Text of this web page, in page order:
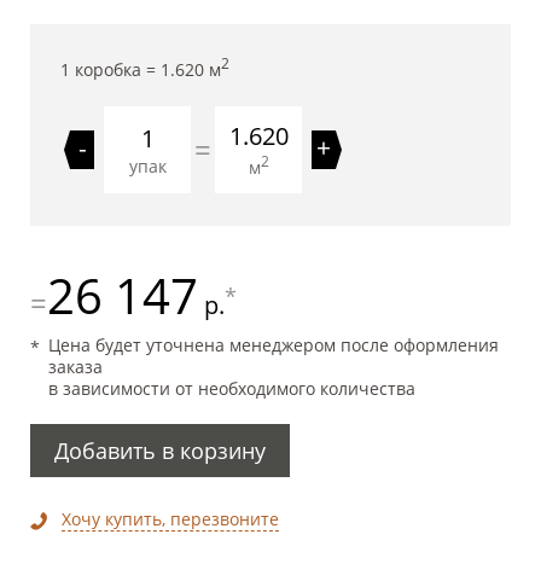
1 коробка = 1.620 м2
-
упак = 1.620
м2 +
=26 147 р.*
Цена будет уточнена менеджером после оформления
заказа
в зависимости от необходимого количества
Добавить в корзину
Хочу купить, перезвоните